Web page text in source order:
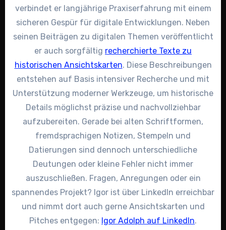
verbindet er langjährige Praxiserfahrung mit einem
sicheren Gespür für digitale Entwicklungen. Neben
seinen Beiträgen zu digitalen Themen veröffentlicht
er auch sorgfältig recherchierte Texte zu
historischen Ansichtskarten. Diese Beschreibungen
entstehen auf Basis intensiver Recherche und mit
Unterstützung moderner Werkzeuge, um historische
Details möglichst präzise und nachvollziehbar
aufzubereiten. Gerade bei alten Schriftformen,
fremdsprachigen Notizen, Stempeln und
Datierungen sind dennoch unterschiedliche
Deutungen oder kleine Fehler nicht immer
auszuschließen. Fragen, Anregungen oder ein
spannendes Projekt? Igor ist über LinkedIn erreichbar
und nimmt dort auch gerne Ansichtskarten und
Pitches entgegen: Igor Adolph auf LinkedIn.